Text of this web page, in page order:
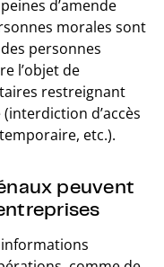
d’amende
morales sont
personnes
l’objet de
restreignant
d’accès
etc.).
peuvent
informations